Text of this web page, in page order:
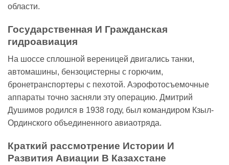
области.
Государственная И Гражданская
гидроавиация
На шоссе сплошной вереницей двигались танки,
автомашины, бензоцистерны с горючим,
бронетранспортеры с пехотой. Аэрофотосъемочные
аппараты точно засняли эту операцию. Дмитрий
Душимов родился в 1938 году, был командиром Кзыл-
Ординского объединенного авиаотряда.
Краткий рассмотрение Истории И
Развития Авиации В Казахстане